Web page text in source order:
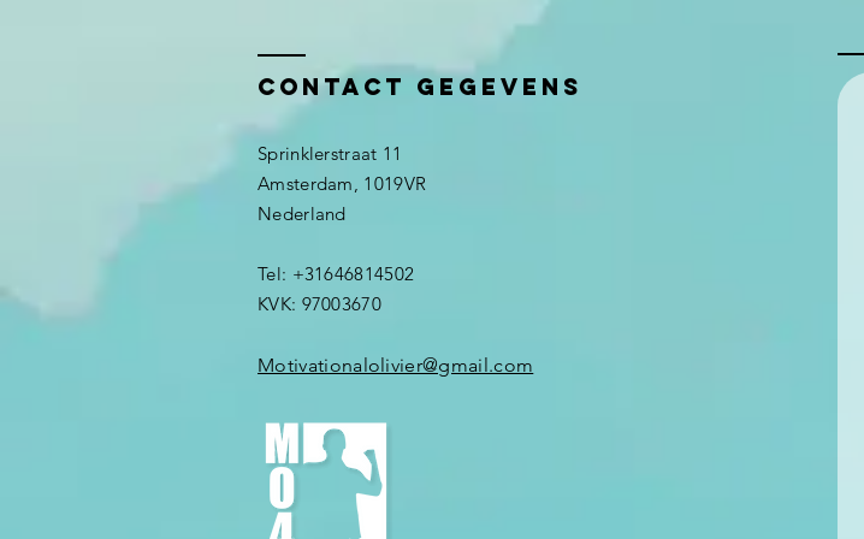
omgaan met
verandering!
Contact gegevens
Sprinklerstraat 11
Amsterdam, 1019VR
Nederland ​​
Tel: +31646814502
KVK: 97003670
Motivationalolivier@gmail.com